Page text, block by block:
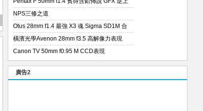
NPS三修之道
Otus 28mm f1.4 最強 X3 魂 Sigma SD1M 合
橫濱光學Avenon 28mm f3.5 高解像力表現
Canon TV 50mm f0.95 M CCD表現
廣告2